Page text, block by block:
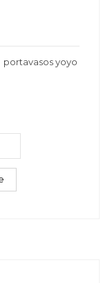
portavasos yoyo